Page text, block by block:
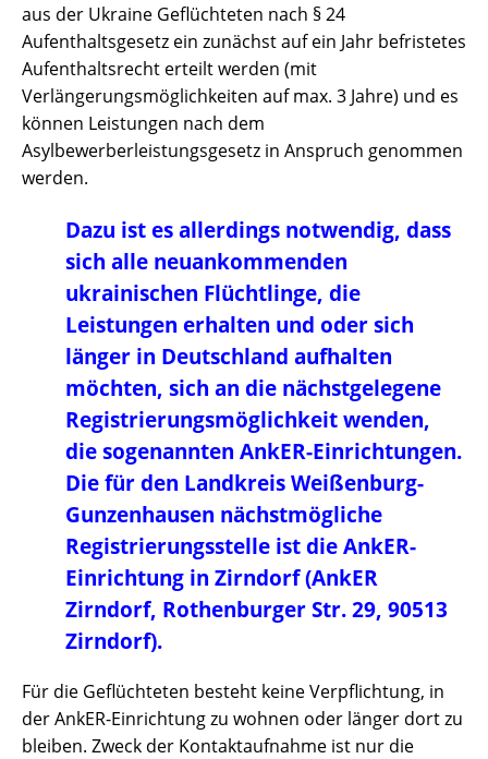
aus der Ukraine Geflüchteten nach § 24
Aufenthaltsgesetz ein zunächst auf ein Jahr befristetes
Aufenthaltsrecht erteilt werden (mit
Verlängerungsmöglichkeiten auf max. 3 Jahre) und es
können Leistungen nach dem
Asylbewerberleistungsgesetz in Anspruch genommen
werden.
Dazu ist es allerdings notwendig, dass
sich alle neuankommenden
ukrainischen Flüchtlinge, die
Leistungen erhalten und oder sich
länger in Deutschland aufhalten
möchten, sich an die nächstgelegene
Registrierungsmöglichkeit wenden,
die sogenannten AnkER-Einrichtungen.
Die für den Landkreis Weißenburg-
Gunzenhausen nächstmögliche
Registrierungsstelle ist die AnkER-
Einrichtung in Zirndorf (AnkER
Zirndorf, Rothenburger Str. 29, 90513
Zirndorf).
Für die Geflüchteten besteht keine Verpflichtung, in
der AnkER-Einrichtung zu wohnen oder länger dort zu
bleiben. Zweck der Kontaktaufnahme ist nur die